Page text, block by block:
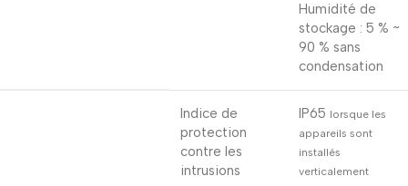
Humidité de
stockage : 5 % ~
90 % sans
condensation
Indice de
protection
contre les
intrusions
IP65 lorsque les
appareils sont
installés
verticalement